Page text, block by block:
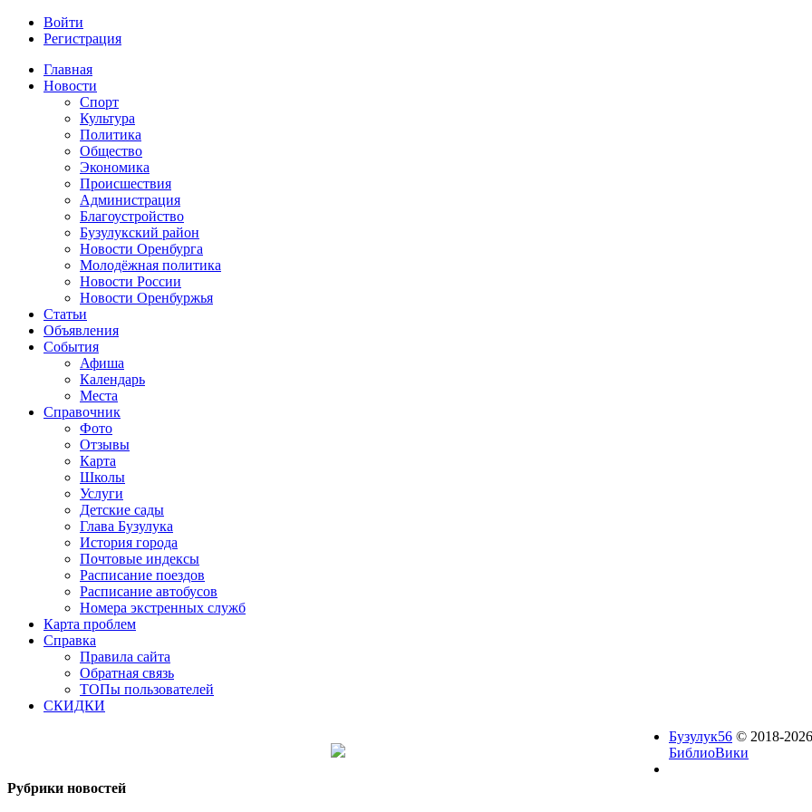
Войти
Регистрация
Главная
Новости
Спорт
Культура
Политика
Общество
Экономика
Происшествия
Администрация
Благоустройство
Бузулукский район
Новости Оренбурга
Молодёжная политика
Новости России
Новости Оренбуржья
Статьи
Объявления
События
Афиша
Календарь
Места
Справочник
Фото
Отзывы
Карта
Школы
Услуги
Детские сады
Глава Бузулука
История города
Почтовые индексы
Расписание поездов
Расписание автобусов
Номера экстренных служб
Карта проблем
Справка
Правила сайта
Обратная связь
ТОПы пользователей
СКИДКИ
Рубрики новостей
Бузулук56 © 2018-
БиблиоВики